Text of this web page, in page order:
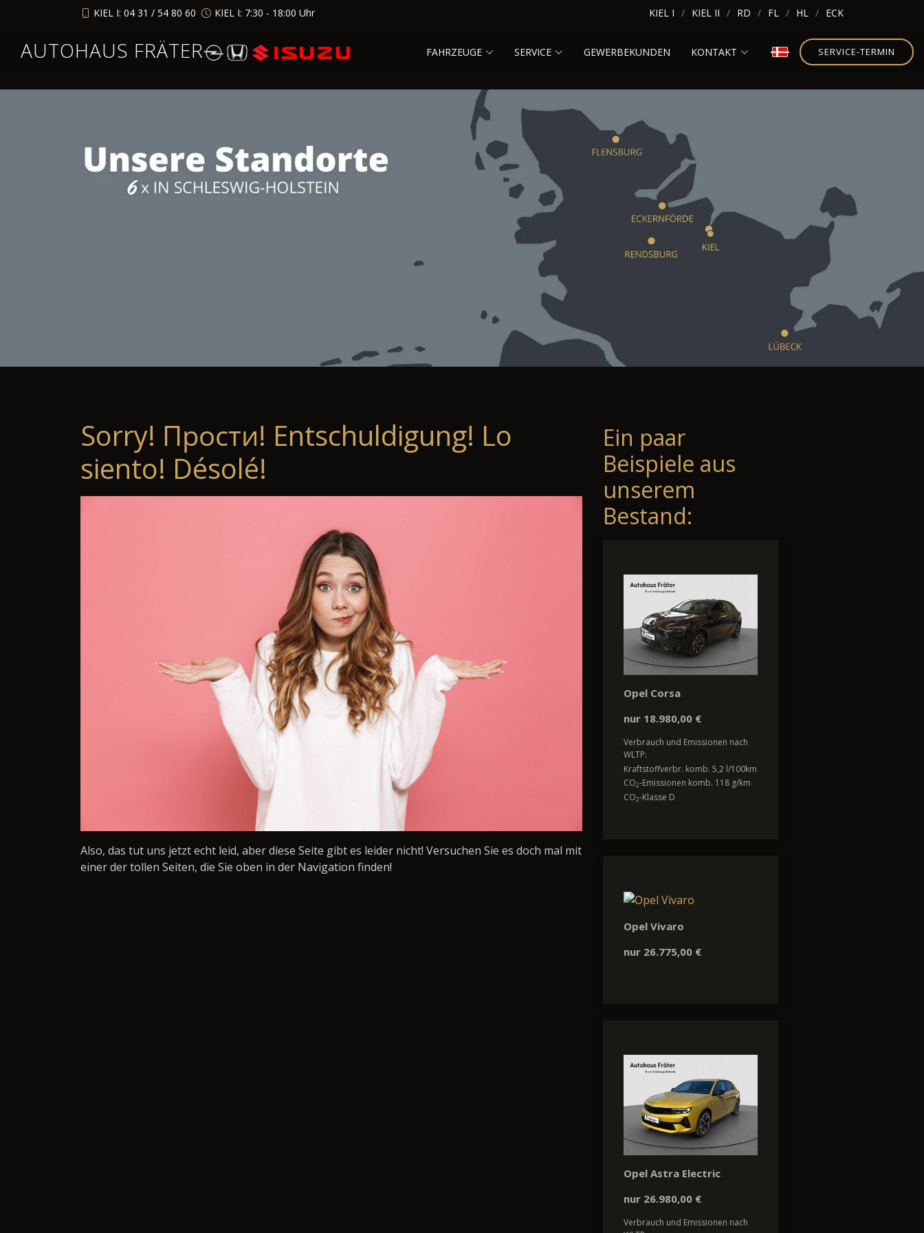
KIEL I: 04 31 / 54 80 60 KIEL I: 7:30 - 18:00 Uhr KIEL I KIEL II RD FL HL ECK
AUTOHAUS FRÄTER FAHRZEUGE SERVICE GEWERBEKUNDEN KONTAKT SERVICE-TERMIN
Sorry! Прости! Entschuldigung! Lo
siento! Désolé!
Also, das tut uns jetzt echt leid, aber diese Seite gibt es leider nicht! Versuchen Sie es doch mal mit
einer der tollen Seiten, die Sie oben in der Navigation finden!
Ein paar
Beispiele aus
unserem
Bestand:
Opel Corsa
nur 18.980,00 €
Verbrauch und Emissionen nach
WLTP:
Kraftstoffverbr. komb. 5,2 l/100km
CO2-Emissionen komb. 118 g/km
CO2-Klasse D
Opel Vivaro
nur 26.775,00 €
Opel Astra Electric
nur 26.980,00 €
Verbrauch und Emissionen nach